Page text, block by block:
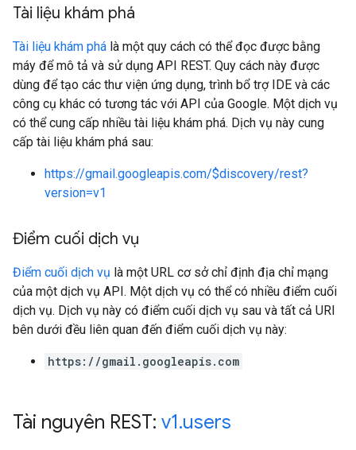
Tài liệu khám phá
Tài liệu khám phá là một quy cách có thể đọc được bằng
máy để mô tả và sử dụng API REST. Quy cách này được
dùng để tạo các thư viện ứng dụng, trình bổ trợ IDE và các
công cụ khác có tương tác với API của Google. Một dịch vụ
có thể cung cấp nhiều tài liệu khám phá. Dịch vụ này cung
cấp tài liệu khám phá sau:
https://gmail.googleapis.com/$discovery/rest?
version=v1
Điểm cuối dịch vụ
Điểm cuối dịch vụ là một URL cơ sở chỉ định địa chỉ mạng
của một dịch vụ API. Một dịch vụ có thể có nhiều điểm cuối
dịch vụ. Dịch vụ này có điểm cuối dịch vụ sau và tất cả URI
bên dưới đều liên quan đến điểm cuối dịch vụ này:
https://gmail.googleapis.com
Tài nguyên REST: v1.users